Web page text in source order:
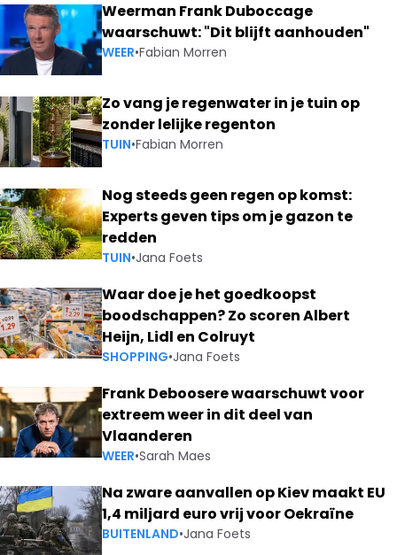
Weerman Frank Duboccage
waarschuwt: "Dit blijft aanhouden"
WEER•Fabian Morren
Zo vang je regenwater in je tuin op
zonder lelijke regenton
TUIN•Fabian Morren
Nog steeds geen regen op komst:
Experts geven tips om je gazon te
redden
TUIN•Jana Foets
Waar doe je het goedkoopst
boodschappen? Zo scoren Albert
Heijn, Lidl en Colruyt
SHOPPING•Jana Foets
Frank Deboosere waarschuwt voor
extreem weer in dit deel van
Vlaanderen
WEER•Sarah Maes
Na zware aanvallen op Kiev maakt EU
1,4 miljard euro vrij voor Oekraïne
BUITENLAND•Jana Foets